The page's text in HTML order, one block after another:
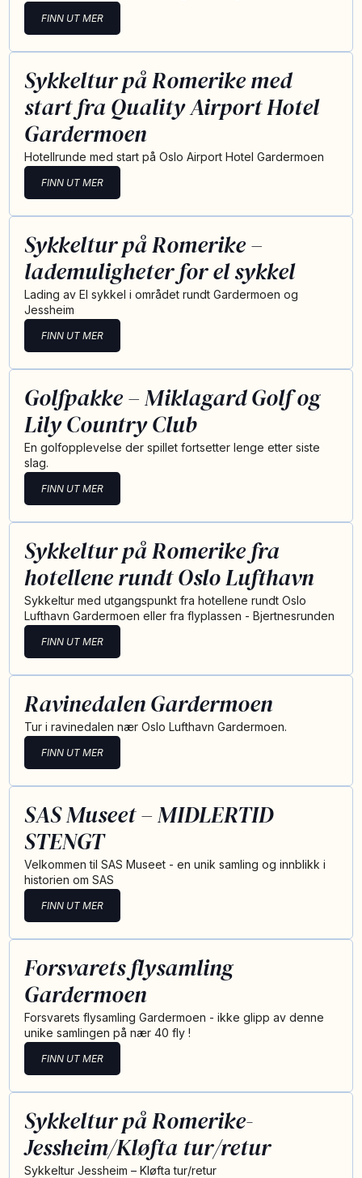
FINN UT MER
Sykkeltur på Romerike med
start fra Quality Airport Hotel
Gardermoen
Hotellrunde med start på Oslo Airport Hotel Gardermoen
FINN UT MER
Sykkeltur på Romerike –
lademuligheter for el sykkel
Lading av El sykkel i området rundt Gardermoen og
Jessheim
FINN UT MER
Golfpakke – Miklagard Golf og
Lily Country Club
En golfopplevelse der spillet fortsetter lenge etter siste
slag.
FINN UT MER
Sykkeltur på Romerike fra
hotellene rundt Oslo Lufthavn
Sykkeltur med utgangspunkt fra hotellene rundt Oslo
Lufthavn Gardermoen eller fra flyplassen - Bjertnesrunden
FINN UT MER
Ravinedalen Gardermoen
Tur i ravinedalen nær Oslo Lufthavn Gardermoen.
FINN UT MER
SAS Museet – MIDLERTID
STENGT
Velkommen til SAS Museet - en unik samling og innblikk i
historien om SAS
FINN UT MER
Forsvarets flysamling
Gardermoen
Forsvarets flysamling Gardermoen - ikke glipp av denne
unike samlingen på nær 40 fly !
FINN UT MER
Sykkeltur på Romerike-
Jessheim/Kløfta tur/retur
Sykkeltur Jessheim – Kløfta tur/retur